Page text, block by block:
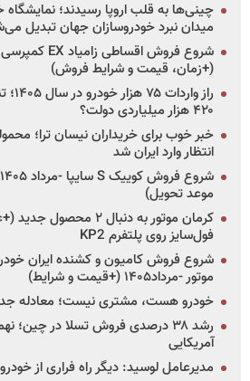
میدان نبرد خودروسازان جهان تبدیل
(+زمان، قیمت و شرایط فروش)
راز
۴۲۰ هزار میلیاردی دولت؟
خبر خوب برای خریداران نیسان ترا؛
انتظار وارد ایران شد
موعد تحویل)
فول‌سایز روی پلتفرم KP2
شروع فروش کامیون و کشنده ایران
موتور -مرداد۱۴۰۵ (+قیمت و شرایط)
خودرو هست، مشتری نیست؛ معادله جدید
رشد ۳۸ درصدی فروش تسلا در
آمریکایی
مدیرعامل لوسید: دیگر راه فراری از